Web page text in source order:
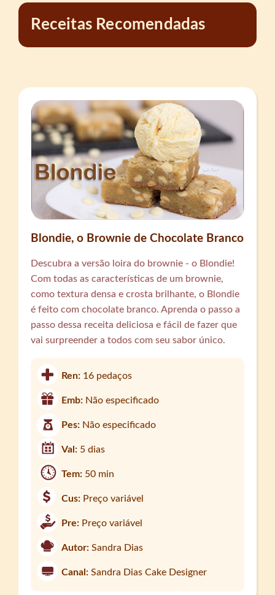
Receitas Recomendadas
Blondie, o Brownie de Chocolate Branco
Descubra a versão loira do brownie - o Blondie!
Com todas as características de um brownie,
como textura densa e crosta brilhante, o Blondie
é feito com chocolate branco. Aprenda o passo a
passo dessa receita deliciosa e fácil de fazer que
vai surpreender a todos com seu sabor único.
Ren: 16 pedaços
Emb: Não especificado
Pes: Não especificado
Val: 5 dias
Tem: 50 min
Cus: Preço variável
Pre: Preço variável
Autor: Sandra Dias
Canal: Sandra Dias Cake Designer